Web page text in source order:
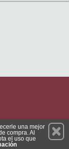
Suscríbete
una mejor
compra. Al
el uso que